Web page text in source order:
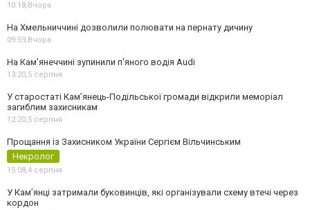
10:18, Вчора
На Хмельниччині дозволили полювати на пернату дичину
09:59, Вчора
На Камʼянеччині зупинили п'яного водія Audi
13:20,5 серпня
У старостаті Кам’янець-Подільської громади відкрили меморіал
загиблим захисникам
12:20,5 серпня
Прощання із Захисником України Сергієм Вільчинським
Некролог
15:08,4 серпня
У Кам’янці затримали буковинців, які організували схему втечі через
кордон